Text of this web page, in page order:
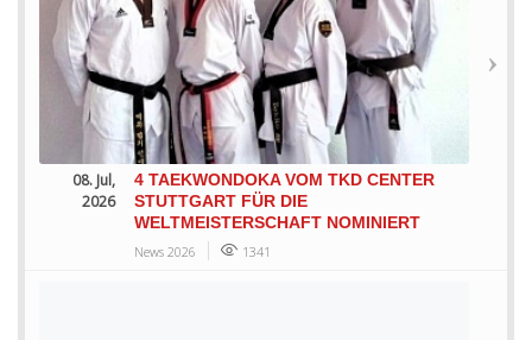
08. Jul,
2026
4 TAEKWONDOKA VOM TKD CENTER
STUTTGART FÜR DIE
WELTMEISTERSCHAFT NOMINIERT
News 2026 1341